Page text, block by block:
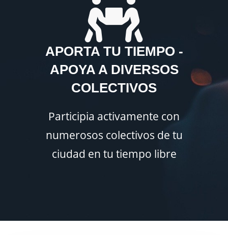
APORTA TU TIEMPO -
APOYA A DIVERSOS
COLECTIVOS
Participia activamente con
numerosos colectivos de tu
ciudad en tu tiempo libre